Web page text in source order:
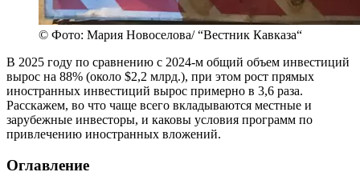
© Фото: Мария Новоселова/ “Вестник Кавказа“
В 2025 году по сравнению с 2024-м общий объем инвестиций
вырос на 88% (около $2,2 млрд.), при этом рост прямых
иностранных инвестиций вырос примерно в 3,6 раза.
Расскажем, во что чаще всего вкладываются местные и
зарубежные инвесторы, и каковы условия программ по
привлечению иностранных вложений.
Оглавление